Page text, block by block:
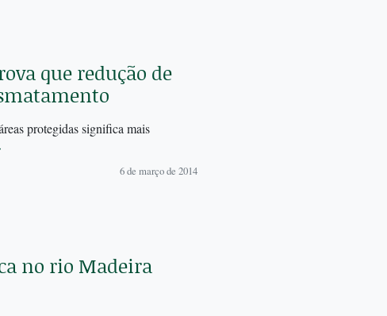
que redução de
protegidas significa mais
6 de março de 2014
no rio Madeira